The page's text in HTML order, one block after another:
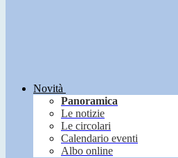
Novità
Panoramica
Le notizie
Le circolari
Calendario eventi
Albo online